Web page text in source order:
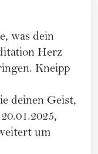
was dein
Herz
Kneipp
deinen Geist,
um